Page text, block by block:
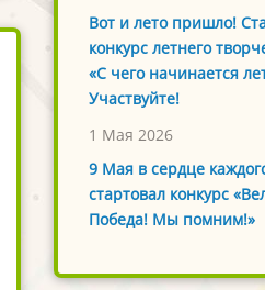
Вот и лето пришло!
конкурс летнего
«С чего начинается
Участвуйте!
1 Мая 2026
9 Мая в сердце
стартовал конкурс
Победа! Мы помним!»